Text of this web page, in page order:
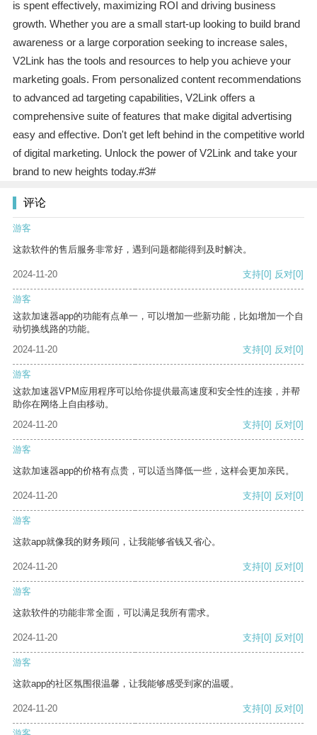
is spent effectively, maximizing ROI and driving business
growth. Whether you are a small start-up looking to build brand
awareness or a large corporation seeking to increase sales,
V2Link has the tools and resources to help you achieve your
marketing goals. From personalized content recommendations
to advanced ad targeting capabilities, V2Link offers a
comprehensive suite of features that make digital advertising
easy and effective. Don't get left behind in the competitive world
of digital marketing. Unlock the power of V2Link and take your
brand to new heights today.#3#
评论
游客
这款软件的售后服务非常好，遇到问题都能得到及时解决。
2024-11-20 支持[0] 反对[0]
游客
这款加速器app的功能有点单一，可以增加一些新功能，比如增加一个自
动切换线路的功能。
2024-11-20
支持[0] 反对[0]
游客
这款加速器VPM应用程序可以给你提供最高速度和安全性的连接，并帮
助你在网络上自由移动。
2024-11-20
支持[0] 反对[0]
游客
这款加速器app的价格有点贵，可以适当降低一些，这样会更加亲民。
2024-11-20 支持[0] 反对[0]
游客
这款app就像我的财务顾问，让我能够省钱又省心。
2024-11-20 支持[0] 反对[0]
游客
这款软件的功能非常全面，可以满足我所有需求。
2024-11-20 支持[0] 反对[0]
游客
这款app的社区氛围很温馨，让我能够感受到家的温暖。
2024-11-20 支持[0] 反对[0]